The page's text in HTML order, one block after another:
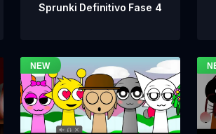
Sprunki Definitivo Fase 4